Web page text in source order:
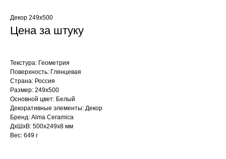
Декор 249x500
Цена за штуку
Текстура: Геометрия
Поверхность: Глянцевая
Страна: Россия
Размер: 249x500
Основной цвет: Белый
Декоративные элементы: Декор
Бренд: Alma Ceramica
ДxШxВ: 500x249x8 мм
Вес: 649 г